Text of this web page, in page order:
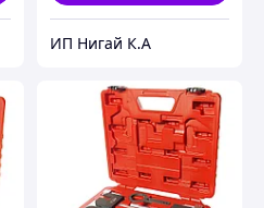
ИП Нигай К.А